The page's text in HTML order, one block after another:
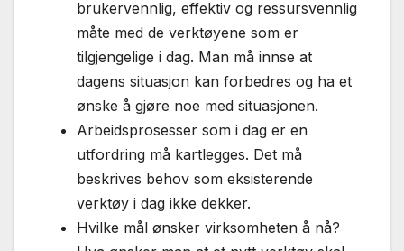
brukervennlig, effektiv og ressursvennlig
måte med de verktøyene som er
tilgjengelige i dag. Man må innse at
dagens situasjon kan forbedres og ha et
ønske å gjøre noe med situasjonen.
Arbeidsprosesser som i dag er en
utfordring må kartlegges. Det må
beskrives behov som eksisterende
verktøy i dag ikke dekker.
Hvilke mål ønsker virksomheten å nå?